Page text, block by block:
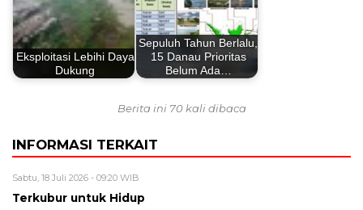
Eksploitasi Lebihi Daya
Dukung
Sepuluh Tahun Berlalu,
15 Danau Prioritas
Belum Ada…
Berita ini 70 kali dibaca
INFORMASI TERKAIT
Sabtu, 18 Juli 2026 - 09:20 WIB
Terkubur untuk Hidup